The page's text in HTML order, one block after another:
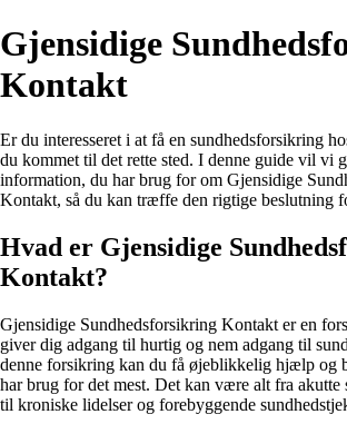
Gjensidige
Kontakt
Er du interesseret i at få en sundhedsforsikring
du kommet til det rette sted. I denne guide vil vi
information, du har brug for om Gjensidige
Kontakt, så du kan træffe den rigtige beslutning
Hvad er Gjensidige
Kontakt?
Gjensidige Sundhedsforsikring Kontakt er en
giver dig adgang til hurtig og nem adgang til
denne forsikring kan du få øjeblikkelig hjælp og
har brug for det mest. Det kan være alt fra akutte
til kroniske lidelser og forebyggende